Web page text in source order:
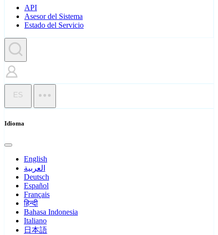
API
Asesor del Sistema
Estado del Servicio
ES
Idioma
English
العربية
Deutsch
Español
Français
हिन्दी
Bahasa Indonesia
Italiano
日本語